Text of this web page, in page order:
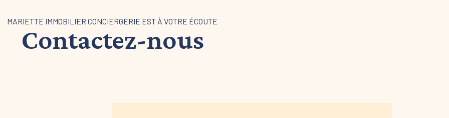
Contactez-nous
MARIETTE IMMOBILIER CONCIERGERIE EST À VOTRE ÉCOUTE